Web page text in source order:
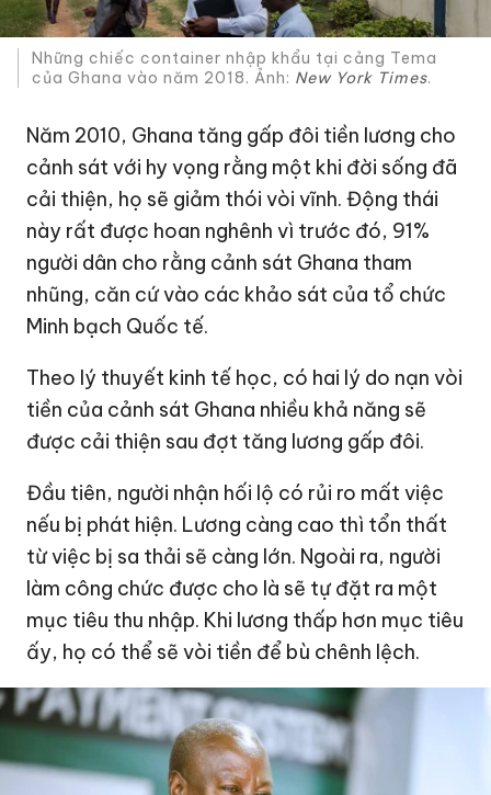
Những chiếc container nhập khẩu tại cảng Tema
của Ghana vào năm 2018. Ảnh: New York Times.
Năm 2010, Ghana tăng gấp đôi tiền lương cho
cảnh sát với hy vọng rằng một khi đời sống đã
cải thiện, họ sẽ giảm thói vòi vĩnh. Động thái
này rất được hoan nghênh vì trước đó, 91%
người dân cho rằng cảnh sát Ghana tham
nhũng, căn cứ vào các khảo sát của tổ chức
Minh bạch Quốc tế.
Theo lý thuyết kinh tế học, có hai lý do nạn vòi
tiền của cảnh sát Ghana nhiều khả năng sẽ
được cải thiện sau đợt tăng lương gấp đôi.
Đầu tiên, người nhận hối lộ có rủi ro mất việc
nếu bị phát hiện. Lương càng cao thì tổn thất
từ việc bị sa thải sẽ càng lớn. Ngoài ra, người
làm công chức được cho là sẽ tự đặt ra một
mục tiêu thu nhập. Khi lương thấp hơn mục tiêu
ấy, họ có thể sẽ vòi tiền để bù chênh lệch.